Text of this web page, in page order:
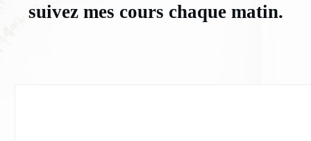
suivez mes cours chaque matin.